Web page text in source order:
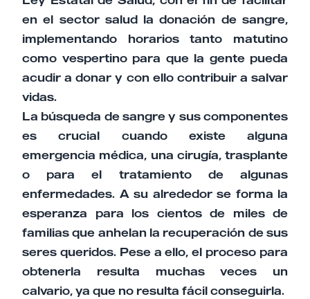
en el sector salud la donación de sangre,
implementando horarios tanto matutino
como vespertino para que la gente pueda
acudir a donar y con ello contribuir a salvar
vidas.
La búsqueda de sangre y sus componentes
es crucial cuando existe alguna
emergencia médica, una cirugía, trasplante
o para el tratamiento de algunas
enfermedades. A su alrededor se forma la
esperanza para los cientos de miles de
familias que anhelan la recuperación de sus
seres queridos. Pese a ello, el proceso para
obtenerla resulta muchas veces un
calvario, ya que no resulta fácil conseguirla.